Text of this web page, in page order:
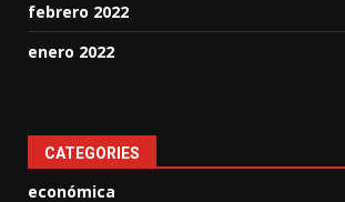
febrero 2022
enero 2022
CATEGORIES
económica